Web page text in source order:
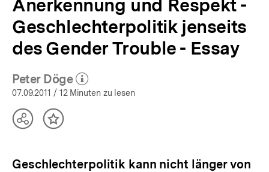
Anerkennung und Respekt -
Geschlechterpolitik jenseits
des Gender Trouble - Essay
Peter Döge
(Mehr zum Autor)
öffnen
07.09.2011 / 12 Minuten zu lesen
TeilenInhalt
Geschlechterpolitik kann nicht länger von